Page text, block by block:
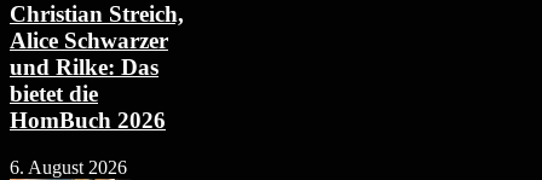
Christian Streich,
Alice Schwarzer
und Rilke: Das
bietet die
HomBuch 2026
6. August 2026